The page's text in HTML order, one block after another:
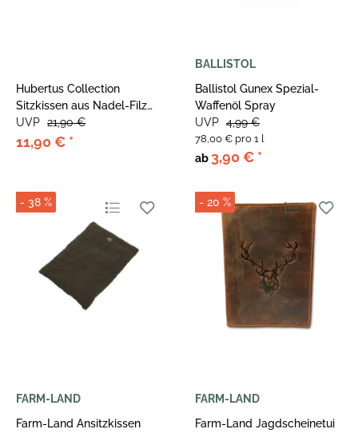
Hubertus Collection
Sitzkissen aus Nadel-Filz
Braun
11,90 € *
UVP 21,90 €
BALLISTOL
Ballistol Gunex Spezial-
Waffenöl Spray
ab 3,90 € *
UVP 4,99 €
78,00 € pro 1 l
- 38 %
FARM-LAND
Farm-Land Ansitzkissen
- 20 %
FARM-LAND
Farm-Land Jagdscheinetui